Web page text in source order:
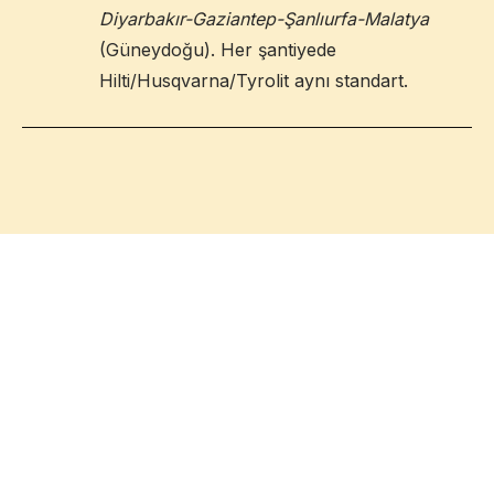
Diyarbakır-Gaziantep-Şanlıurfa-Malatya
(Güneydoğu). Her şantiyede
Hilti/Husqvarna/Tyrolit aynı standart.